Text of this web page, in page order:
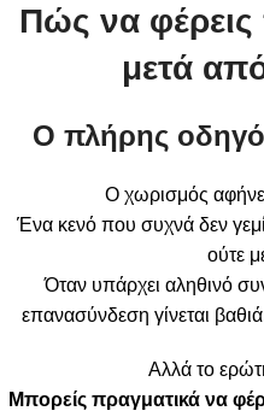
Πώς να
μετά
Ο πλήρης
Ο χωρισμός
Ένα κενό που συχνά δεν
ούτε
Όταν υπάρχει αληθινό
επανασύνδεση γίνεται
Αλλά το
Μπορείς πραγματικά να